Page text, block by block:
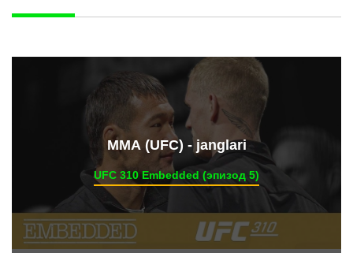
ММА (UFC) - janglari
UFC 310 Embedded (эпизод 5)